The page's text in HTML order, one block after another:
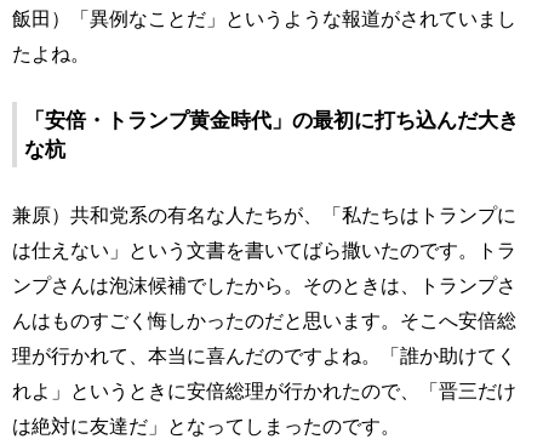
飯田）「異例なことだ」というような報道がされていまし
たよね。
「安倍・トランプ黄金時代」の最初に打ち込んだ大き
な杭
兼原）共和党系の有名な人たちが、「私たちはトランプに
は仕えない」という文書を書いてばら撒いたのです。トラ
ンプさんは泡沫候補でしたから。そのときは、トランプさ
んはものすごく悔しかったのだと思います。そこへ安倍総
理が行かれて、本当に喜んだのですよね。「誰か助けてく
れよ」というときに安倍総理が行かれたので、「晋三だけ
は絶対に友達だ」となってしまったのです。